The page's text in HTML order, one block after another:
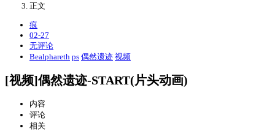
正文
痕
02-27
无评论
Bealphareth ps 偶然遗迹 视频
[视频]偶然遗迹-START(片头动画)
内容
评论
相关